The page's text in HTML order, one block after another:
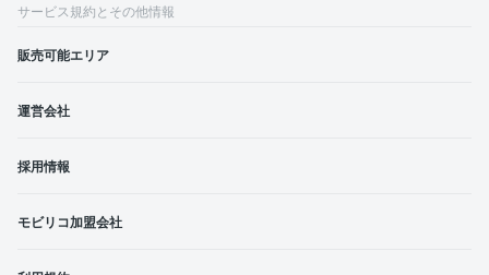
サービス規約とその他情報
販売可能エリア
運営会社
採用情報
モビリコ加盟会社